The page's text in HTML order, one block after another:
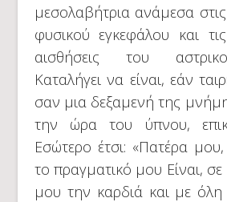
μεσολαβήτρια ανάμεσα
φυσικού εγκεφάλου και
αισθήσεις του
Καταλήγει να είναι, εάν
σαν μια δεξαμενή της
την ώρα του ύπνου,
Εσώτερο έτσι: «Πατέρα
το πραγματικό μου Είναι, σε
μου την καρδιά και με